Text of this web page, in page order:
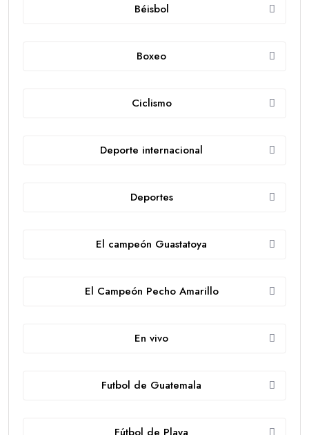
Béisbol
Boxeo
Ciclismo
Deporte internacional
Deportes
El campeón Guastatoya
El Campeón Pecho Amarillo
En vivo
Futbol de Guatemala